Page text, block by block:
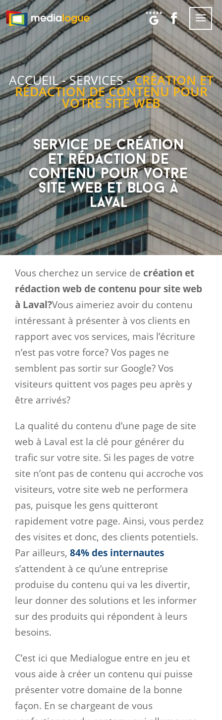
ACCUEIL-SERVICES-CRÉATION ET
RÉDACTION DE CONTENU POUR
VOTRE SITE WEB
Service de création
et rédaction de
contenu pour votre
site web et blog à
Laval
Vous cherchez un service de création et
rédaction web de contenu pour site web
à Laval?Vous aimeriez avoir du contenu
intéressant à présenter à vos clients en
rapport avec vos services, mais l’écriture
n’est pas votre force? Vos pages ne
semblent pas sortir sur Google? Vos
visiteurs quittent vos pages peu après y
être arrivés?
La qualité du contenu d’une page de site
web à Laval est la clé pour générer du
trafic sur votre site. Si les pages de votre
site n’ont pas de contenu qui accroche vos
visiteurs, votre site web ne performera
pas, puisque les gens quitteront
rapidement votre page. Ainsi, vous perdez
des visites et donc, des clients potentiels.
Par ailleurs, 84% des internautes
s’attendent à ce qu’une entreprise
produise du contenu qui va les divertir,
leur donner des solutions et les informer
sur des produits qui répondent à leurs
besoins.
C’est ici que Medialogue entre en jeu et
vous aide à créer un contenu qui puisse
présenter votre domaine de la bonne
façon. En se chargeant de vous